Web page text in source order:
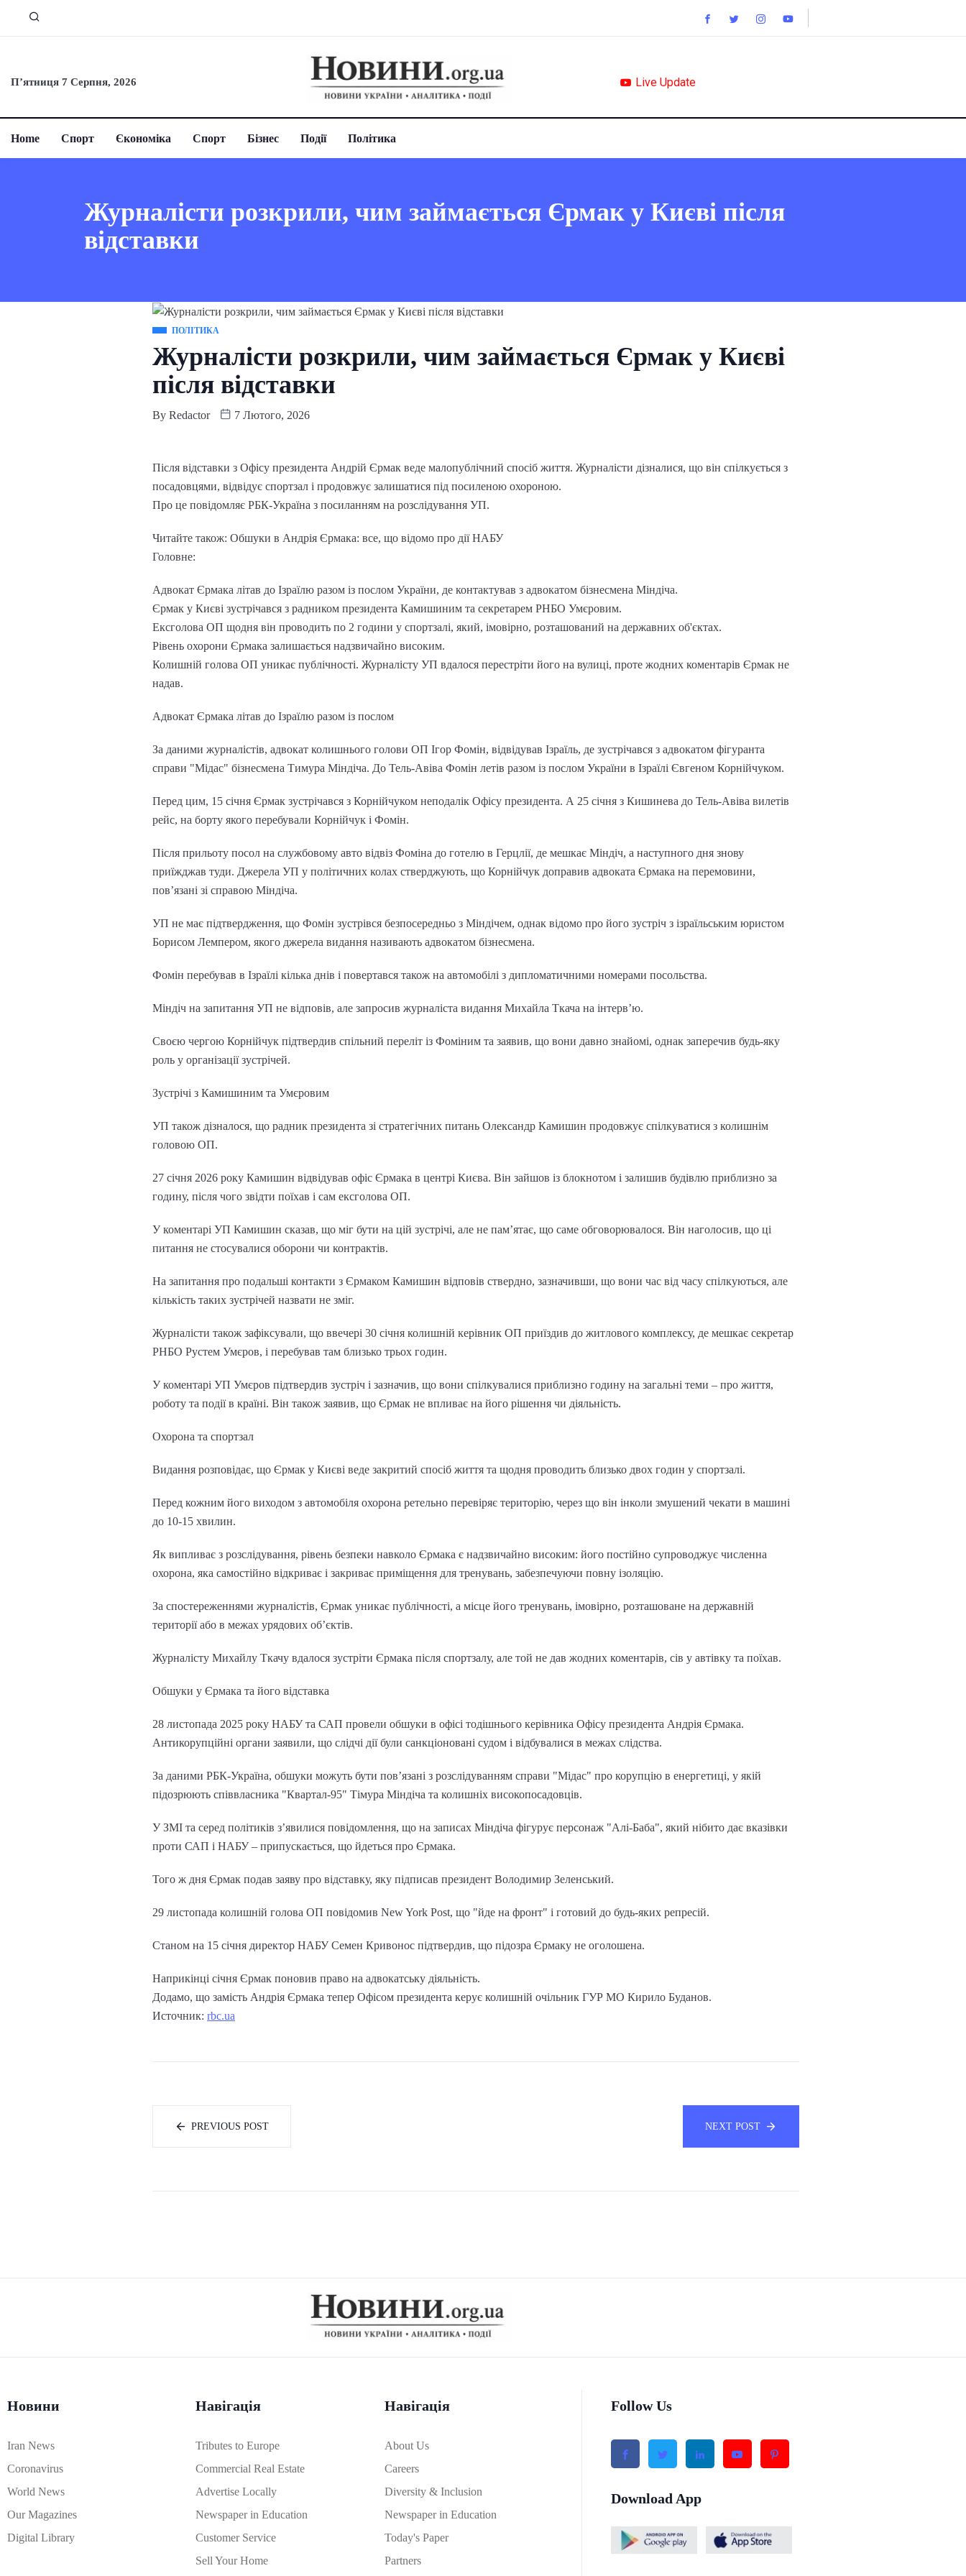
П’ятниця 7 Серпня, 2026 Live Update
Home Спорт Єкономіка Спорт Бізнес Події Політика
Журналісти розкрили, чим займається Єрмак у Києві після
відставки
ПОЛІТИКА
Журналісти розкрили, чим займається Єрмак у Києві
після відставки
By Redactor 7 Лютого, 2026
Після відставки з Офісу президента Андрій Єрмак веде малопублічний спосіб життя. Журналісти дізналися, що він спілкується з
посадовцями, відвідує спортзал і продовжує залишатися під посиленою охороною.
Про це повідомляє РБК-Україна з посиланням на розслідування УП.
Читайте також: Обшуки в Андрія Єрмака: все, що відомо про дії НАБУ
Головне:
Адвокат Єрмака літав до Ізраїлю разом із послом України, де контактував з адвокатом бізнесмена Міндіча.
Єрмак у Києві зустрічався з радником президента Камишиним та секретарем РНБО Умєровим.
Ексголова ОП щодня він проводить по 2 години у спортзалі, який, імовірно, розташований на державних об'єктах.
Рівень охорони Єрмака залишається надзвичайно високим.
Колишній голова ОП уникає публічності. Журналісту УП вдалося перестріти його на вулиці, проте жодних коментарів Єрмак не
надав.
Адвокат Єрмака літав до Ізраїлю разом із послом
За даними журналістів, адвокат колишнього голови ОП Ігор Фомін, відвідував Ізраїль, де зустрічався з адвокатом фігуранта
справи "Мідас" бізнесмена Тимура Міндіча. До Тель-Авіва Фомін летів разом із послом України в Ізраїлі Євгеном Корнійчуком.
Перед цим, 15 січня Єрмак зустрічався з Корнійчуком неподалік Офісу президента. А 25 січня з Кишинева до Тель-Авіва вилетів
рейс, на борту якого перебували Корнійчук і Фомін.
Після прильоту посол на службовому авто відвіз Фоміна до готелю в Герцлії, де мешкає Міндіч, а наступного дня знову
приїжджав туди. Джерела УП у політичних колах стверджують, що Корнійчук доправив адвоката Єрмака на перемовини,
пов’язані зі справою Міндіча.
УП не має підтвердження, що Фомін зустрівся безпосередньо з Міндічем, однак відомо про його зустріч з ізраїльським юристом
Борисом Лемпером, якого джерела видання називають адвокатом бізнесмена.
Фомін перебував в Ізраїлі кілька днів і повертався також на автомобілі з дипломатичними номерами посольства.
Міндіч на запитання УП не відповів, але запросив журналіста видання Михайла Ткача на інтерв’ю.
Своєю чергою Корнійчук підтвердив спільний переліт із Фоміним та заявив, що вони давно знайомі, однак заперечив будь-яку
роль у організації зустрічей.
Зустрічі з Камишиним та Умєровим
УП також дізналося, що радник президента зі стратегічних питань Олександр Камишин продовжує спілкуватися з колишнім
головою ОП.
27 січня 2026 року Камишин відвідував офіс Єрмака в центрі Києва. Він зайшов із блокнотом і залишив будівлю приблизно за
годину, після чого звідти поїхав і сам ексголова ОП.
У коментарі УП Камишин сказав, що міг бути на цій зустрічі, але не пам’ятає, що саме обговорювалося. Він наголосив, що ці
питання не стосувалися оборони чи контрактів.
На запитання про подальші контакти з Єрмаком Камишин відповів ствердно, зазначивши, що вони час від часу спілкуються, але
кількість таких зустрічей назвати не зміг.
Журналісти також зафіксували, що ввечері 30 січня колишній керівник ОП приїздив до житлового комплексу, де мешкає секретар
РНБО Рустем Умєров, і перебував там близько трьох годин.
У коментарі УП Умєров підтвердив зустріч і зазначив, що вони спілкувалися приблизно годину на загальні теми – про життя,
роботу та події в країні. Він також заявив, що Єрмак не впливає на його рішення чи діяльність.
Охорона та спортзал
Видання розповідає, що Єрмак у Києві веде закритий спосіб життя та щодня проводить близько двох годин у спортзалі.
Перед кожним його виходом з автомобіля охорона ретельно перевіряє територію, через що він інколи змушений чекати в машині
до 10-15 хвилин.
Як випливає з розслідування, рівень безпеки навколо Єрмака є надзвичайно високим: його постійно супроводжує численна
охорона, яка самостійно відкриває і закриває приміщення для тренувань, забезпечуючи повну ізоляцію.
За спостереженнями журналістів, Єрмак уникає публічності, а місце його тренувань, імовірно, розташоване на державній
території або в межах урядових об’єктів.
Журналісту Михайлу Ткачу вдалося зустріти Єрмака після спортзалу, але той не дав жодних коментарів, сів у автівку та поїхав.
Обшуки у Єрмака та його відставка
28 листопада 2025 року НАБУ та САП провели обшуки в офісі тодішнього керівника Офісу президента Андрія Єрмака.
Антикорупційні органи заявили, що слідчі дії були санкціоновані судом і відбувалися в межах слідства.
За даними РБК-Україна, обшуки можуть бути пов’язані з розслідуванням справи "Мідас" про корупцію в енергетиці, у якій
підозрюють співвласника "Квартал-95" Тімура Міндіча та колишніх високопосадовців.
У ЗМІ та серед політиків з’явилися повідомлення, що на записах Міндіча фігурує персонаж "Алі-Баба", який нібито дає вказівки
проти САП і НАБУ – припускається, що йдеться про Єрмака.
Того ж дня Єрмак подав заяву про відставку, яку підписав президент Володимир Зеленський.
29 листопада колишній голова ОП повідомив New York Post, що "йде на фронт" і готовий до будь-яких репресій.
Станом на 15 січня директор НАБУ Семен Кривонос підтвердив, що підозра Єрмаку не оголошена.
Наприкінці січня Єрмак поновив право на адвокатську діяльність.
Додамо, що замість Андрія Єрмака тепер Офісом президента керує колишній очільник ГУР МО Кирило Буданов.
Источник: rbc.ua
PREVIOUS POST NEXT POST
Новини
Iran News
Coronavirus
World News
Our Magazines
Digital Library
Навігація
Tributes to Europe
Commercial Real Estate
Advertise Locally
Newspaper in Education
Customer Service
Sell Your Home
Навігація
About Us
Careers
Diversity & Inclusion
Newspaper in Education
Today's Paper
Partners
Follow Us
Download App